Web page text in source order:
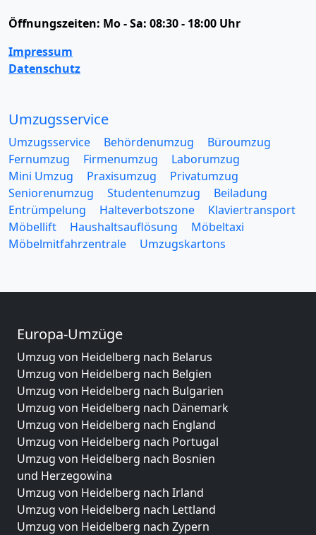
Öffnungszeiten: Mo - Sa: 08:30 - 18:00 Uhr
Impressum
Datenschutz
Umzugsservice
Umzugsservice Behördenumzug
Büroumzug
Fernumzug
Firmenumzug
Laborumzug
Mini Umzug
Praxisumzug
Privatumzug
Seniorenumzug
Studentenumzug
Beiladung
Entrümpelung
Halteverbotszone
Klaviertransport
Möbellift
Haushaltsauflösung
Möbeltaxi
Möbelmitfahrzentrale
Umzugskartons
Europa-Umzüge
Umzug von Heidelberg nach Belarus
Umzug von Heidelberg nach Belgien
Umzug von Heidelberg nach Bulgarien
Umzug von Heidelberg nach Dänemark
Umzug von Heidelberg nach England
Umzug von Heidelberg nach Portugal
Umzug von Heidelberg nach Bosnien
und Herzegowina
Umzug von Heidelberg nach Irland
Umzug von Heidelberg nach Lettland
Umzug von Heidelberg nach Zypern